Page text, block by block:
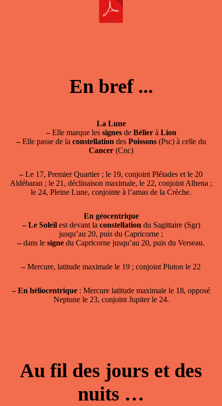
En bref ...
La Lune
–Elle marque les signesde Bélierà Lion
–Elle passe de la constellation des Poissons(Psc) à celle du
Cancer (Cnc)
–Le 17, Premier Quartier ; le 19, conjoint Pléiades et le 20
Aldébaran ; le 21, déclinaison maximale, le 22, conjoint Alhena ;
le 24, Pleine Lune, conjointe à l’amas de la Crèche.
En géocentrique
– Le Soleilest devant la constellation du Sagittaire (Sgr)
jusqu’au 20, puis du Capricorne ;
–dans le signe du Capricorne jusqu’au 20, puis du Verseau.
–Mercure, latitude maximale le 19 ; conjoint Pluton le 22
– En héliocentrique : Mercure latitude maximale le 18, opposé
Neptune le 23, conjoint Jupiter le 24.
Au fil des jours et des
nuits …